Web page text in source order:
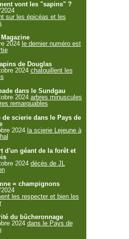
vont les "sapins" ?
sur les épicéas et les
2024 le dernier numéro est
de Douglas
2024 chatouillent les
dans le Sundgau
2024 arbres minuscules
remarquables
de scierie dans le Pays de
2024 la scierie Lejeune à
d'un géant de la forêt et
2024 décès de JL
= champignons
les respecter et bien les
du bûcheronnage
2024 dans le Pays de